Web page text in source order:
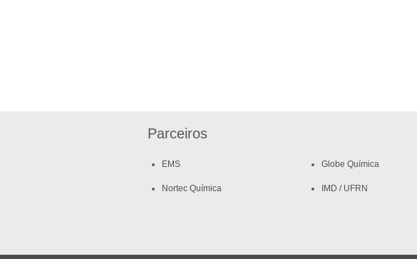
Parceiros
EMS
Nortec Química
Globe Química
IMD / UFRN